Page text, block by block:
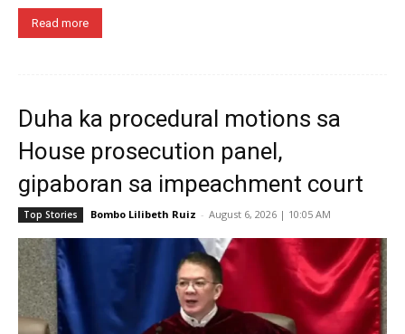
Read more
Duha ka procedural motions sa
House prosecution panel,
gipaboran sa impeachment court
Top Stories Bombo Lilibeth Ruiz - August 6, 2026 | 10:05 AM